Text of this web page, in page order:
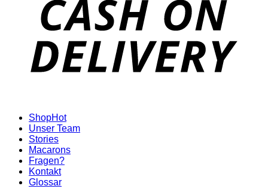
Shop
Unser Team
Stories
Macarons
Fragen?
Kontakt
Glossar